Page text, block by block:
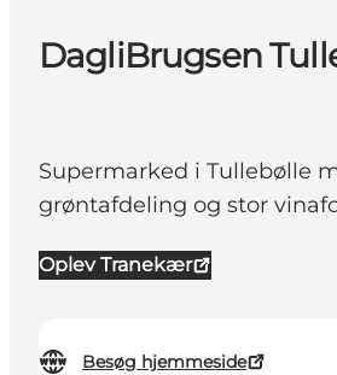
DagliBrugsen
Supermarked i Tullebølle
grøntafdeling og stor
Oplev Tranekær
Besøg hjemmeside